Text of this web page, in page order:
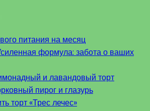
питания на месяц
формула: забота о ваших
и лавандовый торт
пирог и глазурь
торт «Трес лечес»